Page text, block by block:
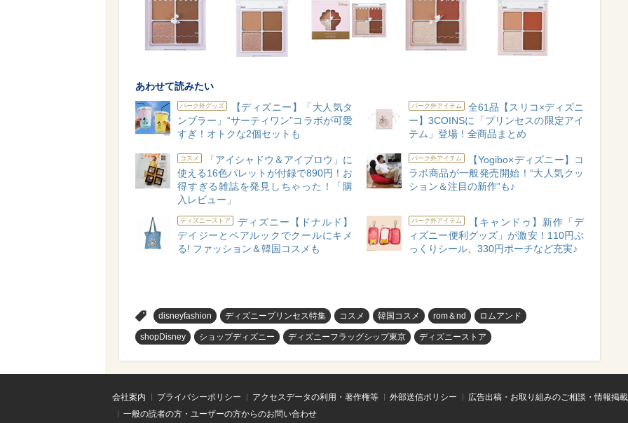
あわせて読みたい
パーク外グッズ
【ディズニー】「大人気タ
ンブラー」“サーティワン”コラボが可愛
すぎ！オトクな2個セットも
パーク外アイテム
全61品【スリコ×ディズニ
ー】3COINSに「プリンセスの限定アイ
テム」登場！全商品まとめ
コスメ
「アイシャドウ＆アイブロウ」に
使える16色パレットが付録で890円！お
得すぎる雑誌を発見しちゃった！「購
入レビュー」
パーク外アイテム
【Yogibo×ディズニー】コ
ラボ商品が一般発売開始！“大人気クッ
ション＆注目の新作”も♪
ディズニーストア
ディズニー【ドナルド】
デイジーとペアルックでクールにキメ
る! ファッション＆韓国コスメも
パーク外アイテム
【キャンドゥ】新作「デ
ィズニー便利グッズ」が激安！110円ぷ
っくりシール、330円ポーチなど充実♪
disneyfashion ディズニープリンセス特集 コスメ 韓国コスメ rom＆nd ロムアンド
shopDisney ショップディズニー ディズニーフラッグシップ東京 ディズニーストア
会社案内 プライバシーポリシー アクセスデータの利用・著作権等 外部送信ポリシー
広告出稿・お取り組みのご相談・情報掲
一般の読者の方・ユーザーの方からのお問い合わせ